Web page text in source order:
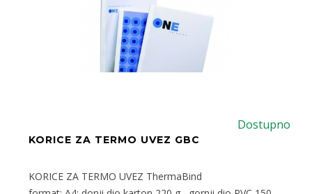
Dostupno
KORICE ZA TERMO UVEZ GBC
KORICE ZA TERMO UVEZ ThermaBind